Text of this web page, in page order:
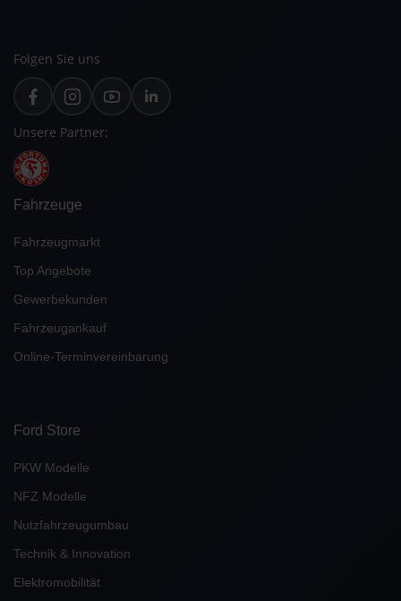
Folgen Sie uns
Unsere Partner:
Fahrzeuge
Fahrzeugmarkt
Top Angebote
Gewerbekunden
Fahrzeugankauf
Online-Terminvereinbarung
Ford Store
PKW Modelle
NFZ Modelle
Nutzfahrzeugumbau
Technik & Innovation
Elektromobilität